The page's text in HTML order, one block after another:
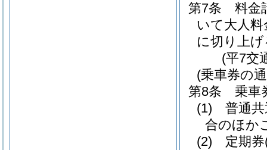
第7条
料金
いて大人
に切り上
(平7交
(乗車券の
第8条
乗車
(1)
普通
合のほか
(2)
定期券